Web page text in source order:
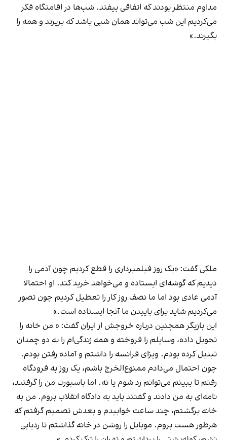
مداوم منتظر بودند که اتفاقی بیفتد. شب‌ها در اقامتگاه فکر
می‌کردیم این شب می‌تواند همان شبی باشد که بریزند و همه را
بگیرند.»
ملکی گفت: «یک روز فیلمبرداری را قطع کردیم چون آدمی را
دیدیم که گوشه‌ای ایستاده و می‌خواهد خرید کند. او احتمالا
آدمی عادی بود اما ما نصف روز کار را تعطیل کردیم چون تصور
می‌کردیم شاید برای پاییدن ما آنجا ایستاده است.»
این بازیگر همچنین درباره خروجش از ایران گفت: « من خانه را
تحویل داده، وسایلم را فروخته و همه زندگی‌ام را به دو چمدان
تبدیل کرده بودم. ویزای فرانسه را داشتم و آماده رفتن بودم.
چون احتمال می‌دادم ممنوع‌الخرج باشم، یک روز به فرودگاه
رفتم تا ببینم می‌توانم رد شوم یا نه. اما پاسپورت من را گرفتند،
نامه‌ای به من دادند و گفتند باید به دادگاه انقلاب بروم. من به
خانه برگشتم، چند ساعت خوابیدم و بعدش تصمیم گرفتم که
هرطور هست بروم. موبایل را روشن در خانه گذاشتم تا ردیابی